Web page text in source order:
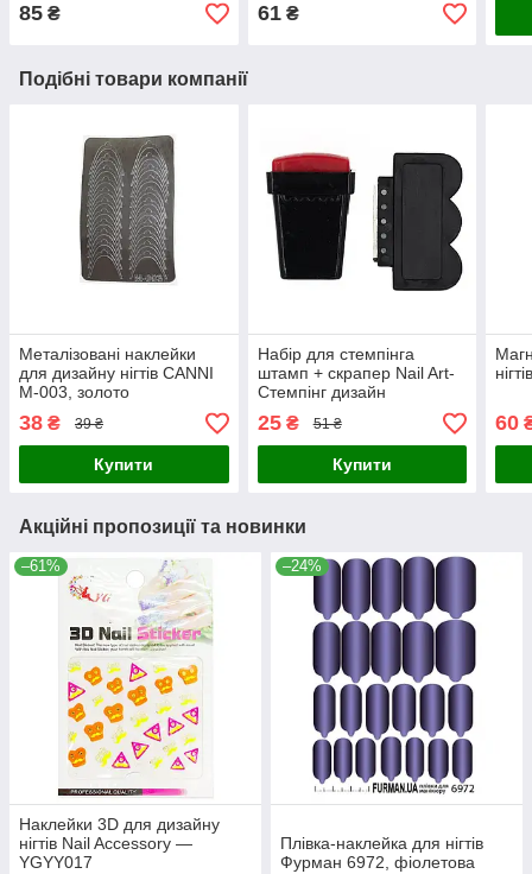
85 ₴ 61₴
Подібні товари компанії
Металізовані наклейки
для дизайну нігтів CANNI
M-003, золото
38 ₴ 39 ₴
Купити
Набір для стемпінга
штамп + скрапер Nail Art-
Стемпінг дизайн
25₴ 51 ₴
Купити
60
Акційні пропозиції та новинки
–61%
Наклейки 3D для дизайну
нігтів Nail Accessory —
YGYY017
–24%
Плівка-наклейка для нігтів
Фурман 6972, фіолетова